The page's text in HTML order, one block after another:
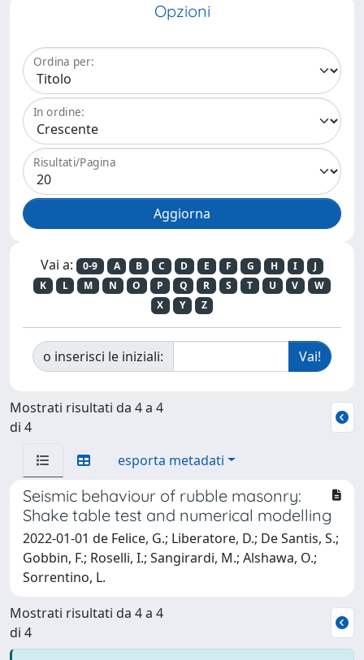
Opzioni
Ordina per:
In ordine:
Risultati/Pagina
Vai a: 0-9 A B C D E F G H I
J
K
L M N O P Q R S T U V
W
X
Y Z
o inserisci le iniziali:
Mostrati risultati da 4 a 4
di 4
esporta metadati
Seismic behaviour of rubble masonry:
Shake table test and numerical modelling
2022-01-01 de Felice, G.; Liberatore, D.; De Santis, S.;
Gobbin, F.; Roselli, I.; Sangirardi, M.; Alshawa, O.;
Sorrentino, L.
Mostrati risultati da 4 a 4
di 4